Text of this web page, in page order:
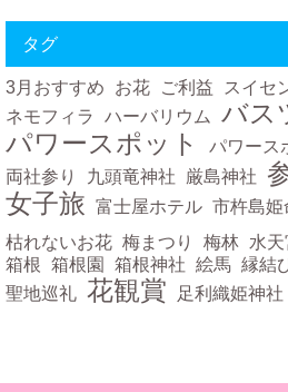
タグ
3月おすすめ お花 ご利益 スイセ
ネモフィラ
ハーバリウム
バス
パワースポット
パワース
両社参り
九頭竜神社 厳島神社
女子旅 富士屋ホテル 市杵島姫
枯れないお花 梅まつり 梅林 水天
箱根 箱根園 箱根神社 絵馬 縁結
聖地巡礼 花観賞 足利織姫神社